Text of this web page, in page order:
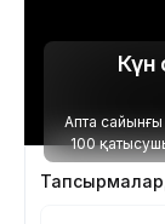
Күн
Апта сайынғы
100